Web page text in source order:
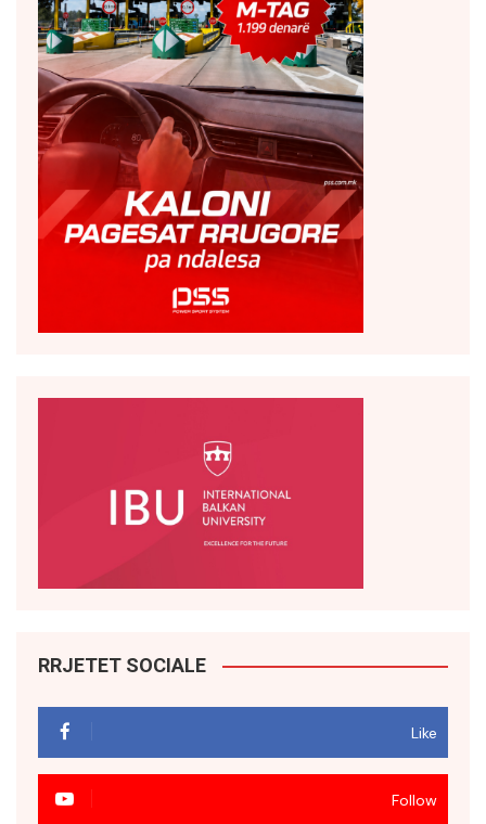
RRJETET SOCIALE
Like
Follow